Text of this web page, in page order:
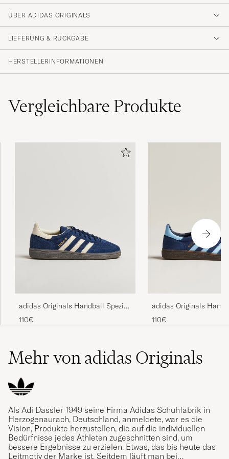
4.6
(28)
(0)
Fantastisk service.
GEKAUFT AM AUF CAREOFCARL.SE
ANETTE P GEKAUFT AM AUF CAREOFCARL.DK
Kanonfina och väldigt snabb leverans!
MARLENE W GEKAUFT AM AUF CAREOFCARL.SE
Sköna att gå i, passar min storlek
ÜBER ADIDAS ORIGINALS
LIEFERUNG & RÜCKGABE
HERSTELLERINFORMATIONEN
VergleichbareProdukte
adidas Originals Handball Spezial
Sneaker Navy/White
110€
adidas Originals
Sneaker Navy/Blue Sky
110€
Mehr von adidas Originals
Als Adi Dassler 1949 seine Firma Adidas Schuhfabrik in
Herzogenaurach, Deutschland, anmeldete, war es die
Vision, Produkte herzustellen, die auf die individuellen
Bedürfnisse jedes Athleten zugeschnitten sind, um
bessere Ergebnisse zu erzielen. Etwas, das bis heute das
Leitmotiv der Marke ist. Seitdem läuft man bei